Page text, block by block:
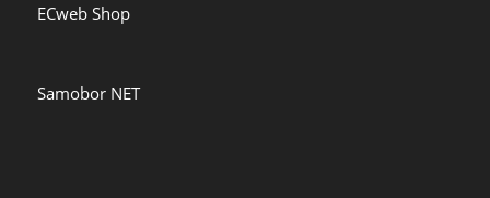
ECweb Shop
Samobor NET